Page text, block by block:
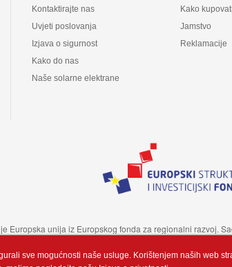
Kontaktirajte nas
Uvjeti poslovanja
Izjava o sigurnost
Kako do nas
Naše solarne elektrane
Kako
Jamstvo
Reklamacije
Europska unija iz Europskog fonda za regionalni razvoj.
sve mogućnosti naše usluge. Korištenjem naših web